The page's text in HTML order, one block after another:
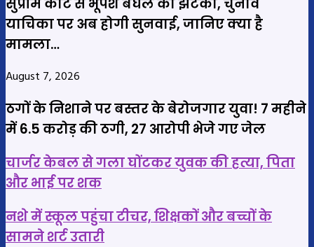
याचिका पर अब होगी सुनवाई, जानिए क्या है
मामला…
August 7, 2026
ठगों के निशाने पर बस्तर के बेरोजगार युवा! 7 महीने
में 6.5 करोड़ की ठगी, 27 आरोपी भेजे गए जेल
चार्जर
केबल
गला
घोंटकर
चार्जर केबल से गला घोंटकर युवक की हत्या, पिता
और भाई पर शक
नशे
में
नशे में स्कूल पहुंचा टीचर, शिक्षकों और बच्चों के
सामने शर्ट उतारी